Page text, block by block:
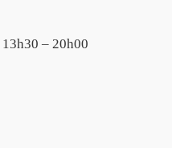
– 20h00